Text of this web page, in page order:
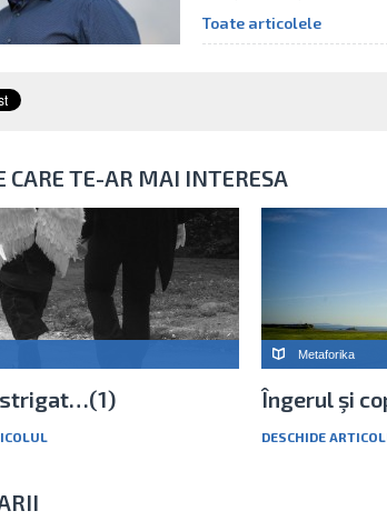
Toate articolele
CARE TE-AR MAI INTERESA
Metaforika
Îngerul şi
DESCHIDE